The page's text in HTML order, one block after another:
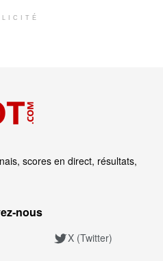
scores en direct, résultats,
X (Twitter)